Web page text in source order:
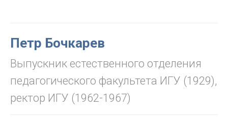
Петр Бочкарев
Выпускник естественного отделения
педагогического факультета ИГУ (1929),
ректор ИГУ (1962-1967)